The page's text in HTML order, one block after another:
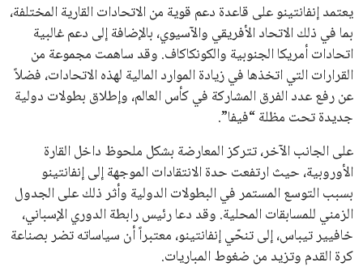
يعتمد إنفانتينو على قاعدة دعم قوية من الاتحادات القارية المختلفة،
بما في ذلك الاتحاد الأفريقي والآسيوي، بالإضافة إلى دعم غالبية
اتحادات أمريكا الجنوبية والكونكاكاف. وقد ساهمت مجموعة من
القرارات التي اتخذها في زيادة الموارد المالية لهذه الاتحادات، فضلاً
عن رفع عدد الفرق المشاركة في كأس العالم، وإطلاق بطولات دولية
جديدة تحت مظلة “فيفا”.
على الجانب الآخر، تتركز المعارضة بشكل ملحوظ داخل القارة
الأوروبية، حيث ارتفعت حدة الانتقادات الموجهة إلى إنفانتينو
بسبب التوسع المستمر في البطولات الدولية وأثر ذلك على الجدول
الزمني للمسابقات المحلية. وقد دعا رئيس رابطة الدوري الإسباني،
خافيير تيباس، إلى تنحّي إنفانتينو، معتبراً أن سياساته تضر بصناعة
كرة القدم وتزيد من ضغوط المباريات.